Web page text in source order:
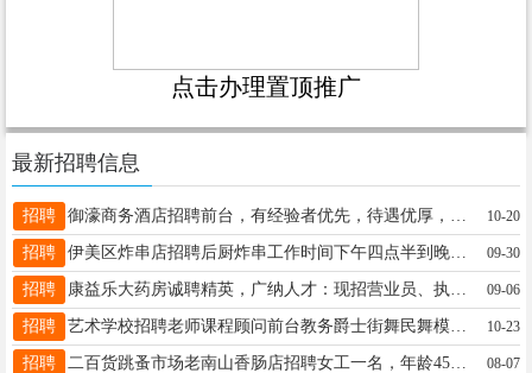
点击办理置顶推广
最新招聘信息
招聘 10-20
招聘 伊美区炸串店招聘后厨炸串工作时间下午四点半到晚上八点半或者九点半20一小时一天就上四五个小时轻轻松松三千块底薪女性年龄55岁以下电话13945878677董13846670095 09-30
招聘 09-06
招聘 艺术学校招聘老师课程顾问前台教务爵士街舞民舞模特教师模特助教薪资待遇好工作环境好微信电话同步1580458703618545488177备注：有艺术类课程顾问经验的优先。同时《吸纳优秀合作伙伴入驻》萱18545488177 10-23
招聘 二百货跳蚤市场老南山香肠店招聘女工一名，年龄45到55岁，具体事宜面议。电话13846640706李13846640706 08-07